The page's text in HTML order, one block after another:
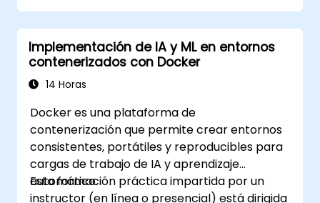
Implementación de IA y ML en entornos
contenerizados con Docker
14 Horas
Docker es una plataforma de
contenerización que permite crear entornos
consistentes, portátiles y reproducibles para
cargas de trabajo de IA y aprendizaje
automático.
Esta formación práctica impartida por un
instructor (en línea o presencial) está dirigida